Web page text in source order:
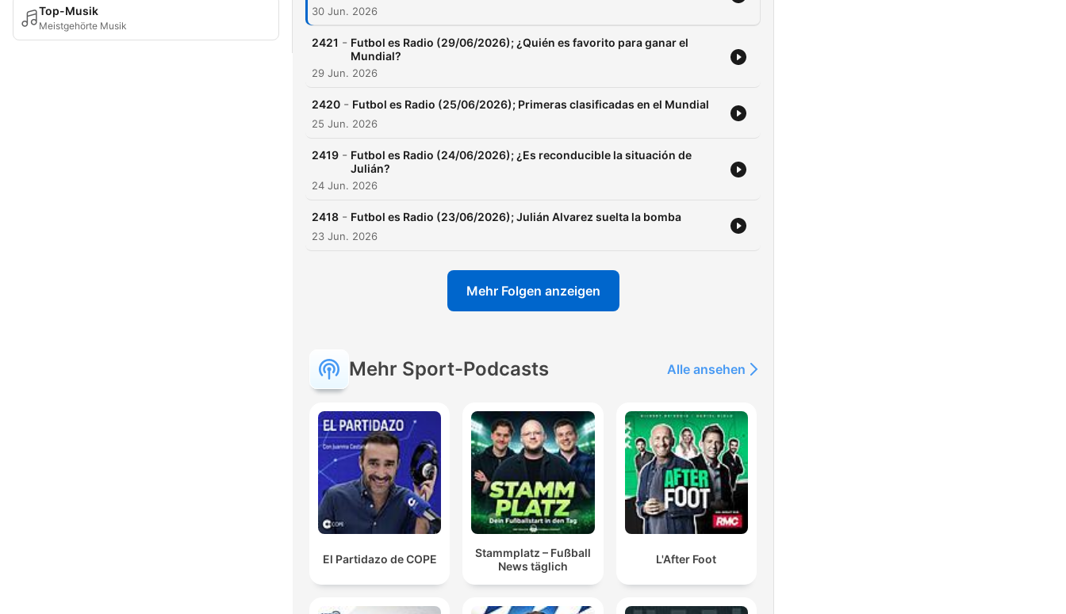
Top-Musik
Meistgehörte Musik
30 Jun. 2026
2421 - Futbol es Radio (29/06/2026); ¿Quién es favorito para ganar el
Mundial?
29 Jun. 2026
2420 - Futbol es Radio (25/06/2026); Primeras clasificadas en el Mundial
25 Jun. 2026
2419 - Futbol es Radio (24/06/2026); ¿Es reconducible la situación de
Julián?
24 Jun. 2026
2418 - Futbol es Radio (23/06/2026); Julián Alvarez suelta la bomba
23 Jun. 2026
Mehr Folgen anzeigen
Mehr Sport-Podcasts Alle ansehen
El Partidazo de COPE
Stammplatz – Fußball
News täglich
L'After Foot